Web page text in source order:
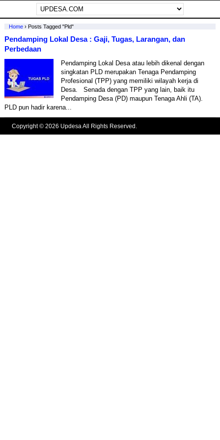
Home› Posts Tagged "pld"
Pendamping Lokal Desa : Gaji, Tugas, Larangan, dan
Perbedaan
Pendamping Lokal Desa atau lebih dikenal dengan
singkatan PLD merupakan Tenaga Pendamping
Profesional (TPP) yang memiliki wilayah kerja di
Desa. Senada dengan TPP yang lain, baik itu
Pendamping Desa (PD) maupun Tenaga Ahli (TA).
PLD pun hadir karena...
Copyright © 2026 Updesa All Rights Reserved.